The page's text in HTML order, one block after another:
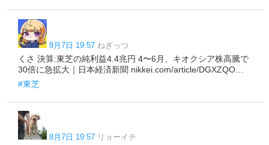
8月7日 19:57 ねぎっつ
くさ 決算:東芝の純利益4.4兆円 4〜6月、キオクシア株高騰で
30倍に急拡大｜日本経済新聞 nikkei.com/article/DGXZQO…
#東芝
8月7日 19:57 リョーイチ